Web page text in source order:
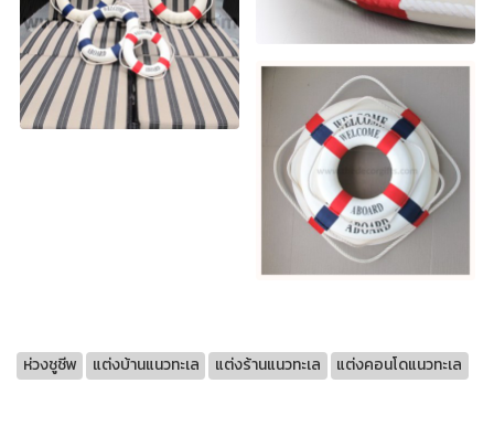
ห่วงชูชีพ แต่งบ้านแนวทะเล แต่งร้านแนวทะเล แต่งคอนโดแนวทะเล